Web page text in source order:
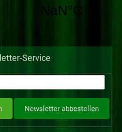
Service